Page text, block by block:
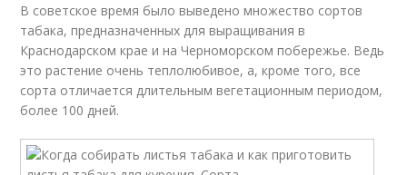
В советское время было выведено множество сортов
табака, предназначенных для выращивания в
Краснодарском крае и на Черноморском побережье. Ведь
это растение очень теплолюбивое, а, кроме того, все
сорта отличается длительным вегетационным периодом,
более 100 дней.